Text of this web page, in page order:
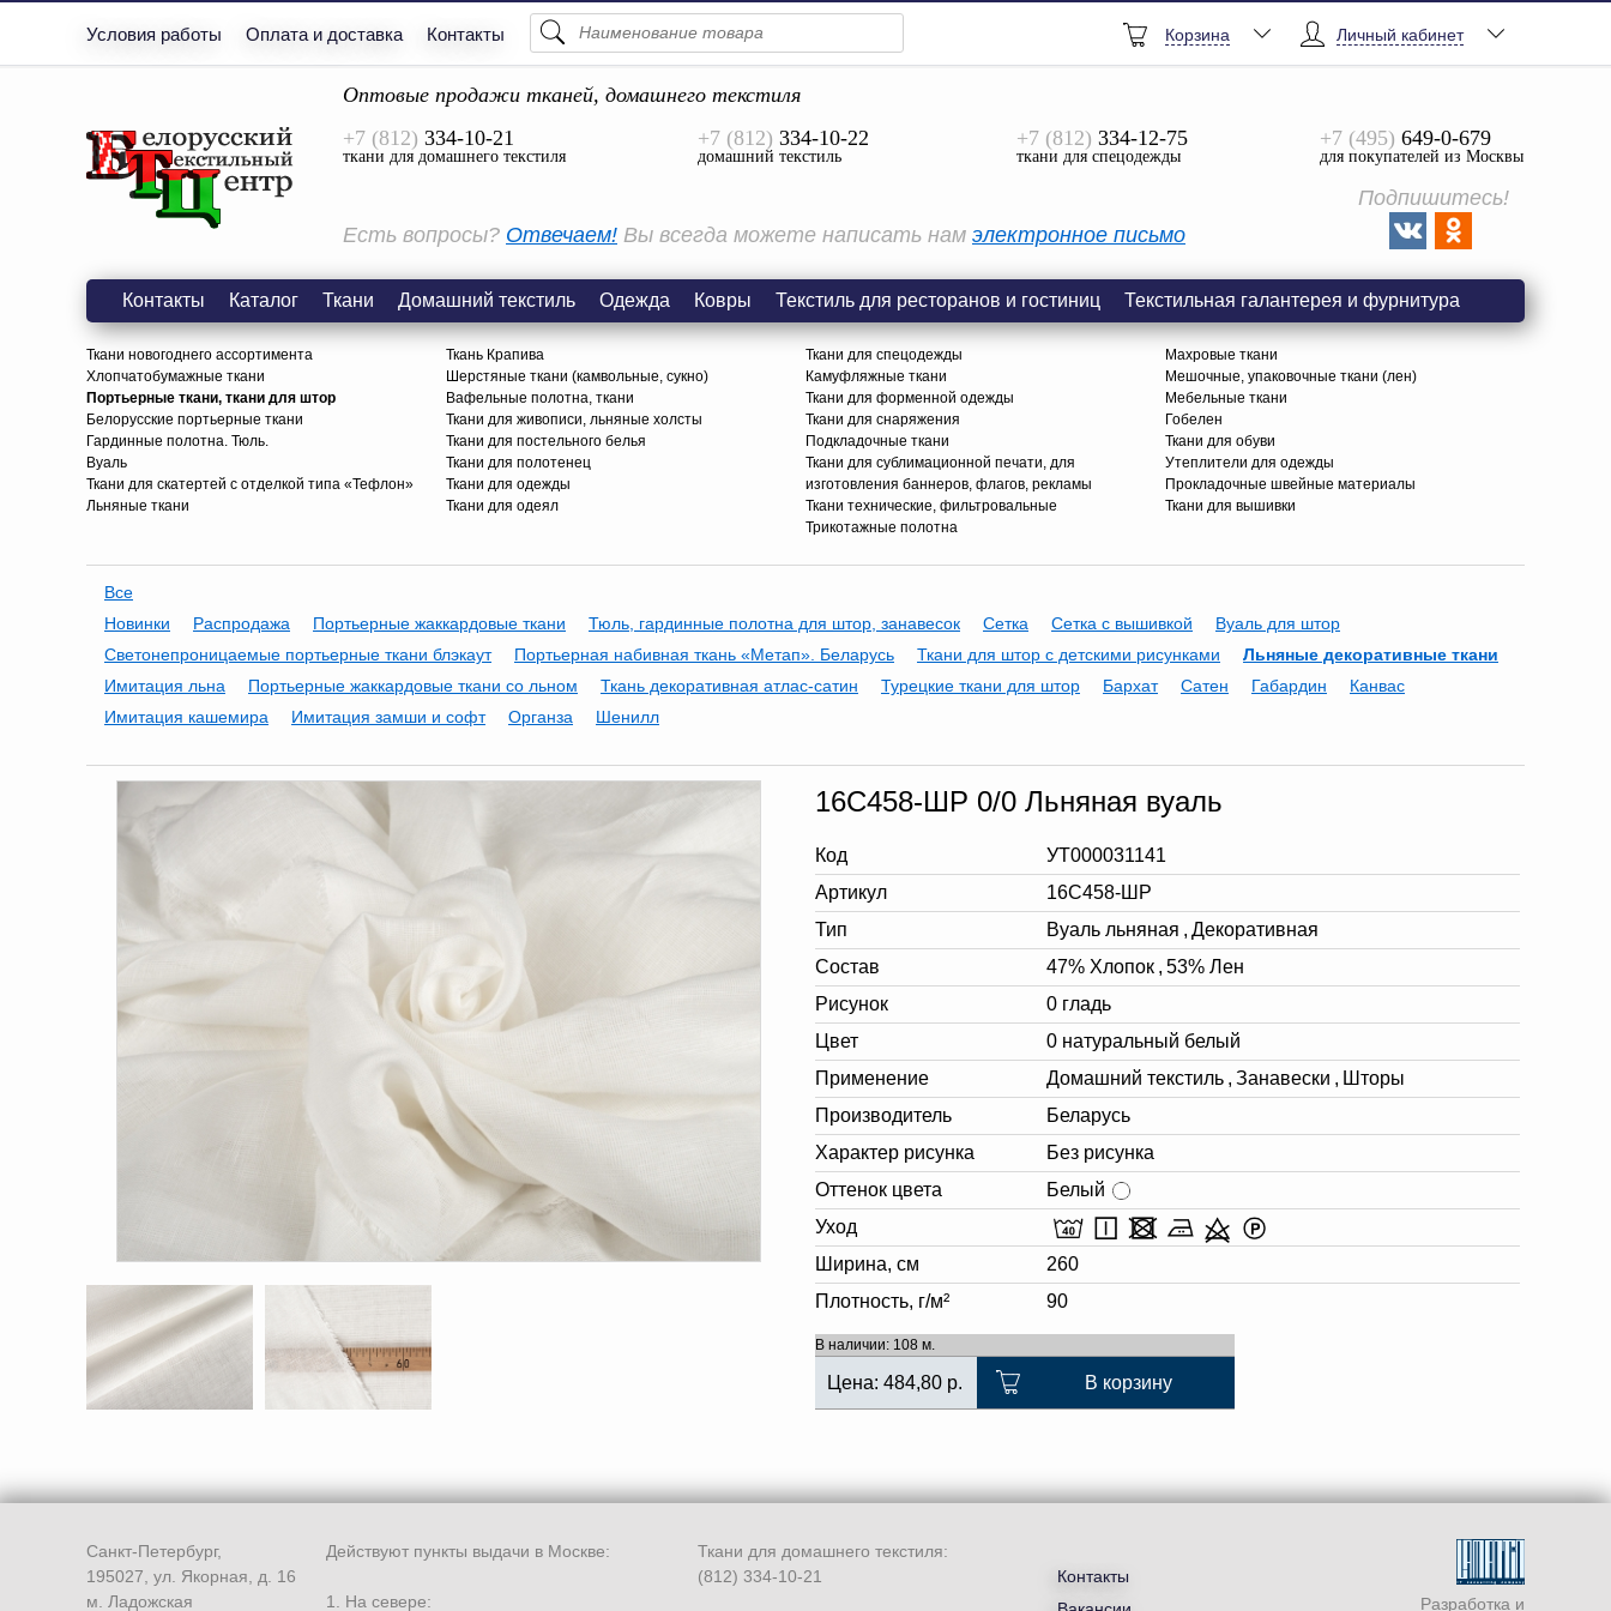
Условия работы Оплата и доставка Контакты
Просмотреть Все
Личный кабинет
Корзина
Оптовые продажи тканей, домашнего текстиля
+7 (812) 334-10-21
ткани для домашнего текстиля
+7 (812) 334-10-22
домашний текстиль
+7 (812) 334-12-75
ткани для спецодежды
+7 (495) 649-0-679
для покупателей из Москвы
Есть вопросы? Отвечаем! Вы всегда можете написать нам электронное письмо
Подпишитесь!
Контакты Каталог Ткани Домашний текстиль Одежда Ковры Текстиль для ресторанов и гостиниц Текстильная галантерея и фурнитура
Ткани новогоднего ассортимента
Хлопчатобумажные ткани
Портьерные ткани, ткани для штор
Белорусские портьерные ткани
Гардинные полотна. Тюль.
Вуаль
Ткани для скатертей с отделкой типа «Тефлон»
Льняные ткани
Ткань Крапива
Шерстяные ткани (камвольные, сукно)
Вафельные полотна, ткани
Ткани для живописи, льняные холсты
Ткани для постельного белья
Ткани для полотенец
Ткани для одежды
Ткани для одеял
Ткани для спецодежды
Камуфляжные ткани
Ткани для форменной одежды
Ткани для снаряжения
Подкладочные ткани
Ткани для сублимационной печати, для
изготовления баннеров, флагов, рекламы
Ткани технические, фильтровальные
Трикотажные полотна
Махровые ткани
Мешочные, упаковочные ткани (лен)
Мебельные ткани
Гобелен
Ткани для обуви
Утеплители для одежды
Прокладочные швейные материалы
Ткани для вышивки
Все
Новинки
Распродажа Портьерные жаккардовые ткани Тюль, гардинные полотна для штор, занавесок Сетка Сетка с вышивкой
Вуаль для штор
Светонепроницаемые портьерные ткани блэкаут
Портьерная набивная ткань «Метап». Беларусь Ткани для штор с детскими рисунками
Льняные декоративные ткани
Имитация льна
Портьерные жаккардовые ткани со льном Ткань декоративная атлас-сатин Турецкие ткани для штор Бархат Сатен Габардин
Канвас
Имитация кашемира
Имитация замши и софт Органза Шенилл
16С458-ШР 0/0 Льняная вуаль
Код
УТ000031141
Артикул
16С458-ШР
Тип
Вуаль льняная , Декоративная
Состав
47% Хлопок , 53% Лен
Рисунок
0 гладь
Цвет
0 натуральный белый
Применение
Домашний текстиль , Занавески , Шторы
Производитель
Беларусь
Характер рисунка
Без рисунка
Оттенок цвета
Белый
Уход
Ширина, см
260
Плотность, г/м²
90
В наличии: 108 м.
Цена: 484,80 р. В корзину
Разработка и
Санкт-Петербург,
195027, ул. Якорная, д. 16
м. Ладожская
Действуют пункты выдачи в Москве:
1. На севере:
Ткани для домашнего текстиля:
(812) 334-10-21
Контакты